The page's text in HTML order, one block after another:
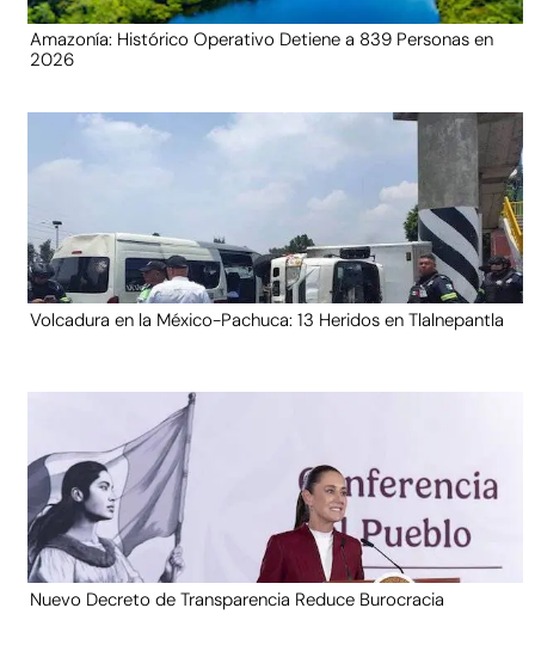
Amazonía: Histórico Operativo Detiene a 839 Personas en
2026
Volcadura en la México-Pachuca: 13 Heridos en Tlalnepantla
Nuevo Decreto de Transparencia Reduce Burocracia